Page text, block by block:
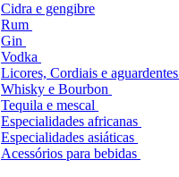
Cidra e gengibre
Rum
Gin
Vodka
Licores, Cordiais e aguardentes
Whisky e Bourbon
Tequila e mescal
Especialidades africanas
Especialidades asiáticas
Acessórios para bebidas